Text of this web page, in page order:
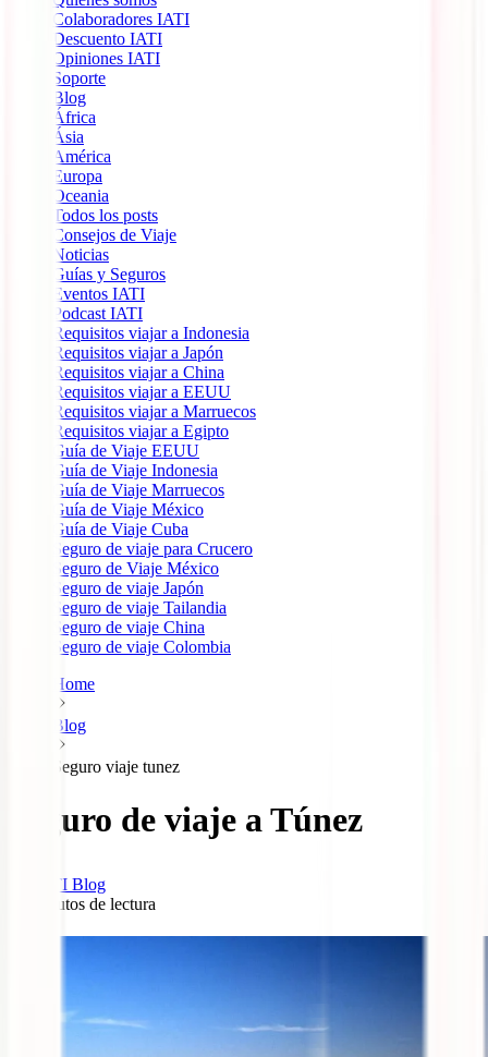
Colaboradores IATI
Descuento IATI
Opiniones IATI
Soporte
Blog
África
Ásia
América
Europa
Oceania
Todos los posts
Consejos de Viaje
Noticias
Guías y Seguros
Eventos IATI
Podcast IATI
Requisitos viajar a Indonesia
Requisitos viajar a Japón
Requisitos viajar a China
Requisitos viajar a EEUU
Requisitos viajar a Marruecos
Requisitos viajar a Egipto
Guía de Viaje EEUU
Guía de Viaje Indonesia
Guía de Viaje Marruecos
Guía de Viaje México
Guía de Viaje Cuba
Seguro de viaje para Crucero
Seguro de Viaje México
Seguro de viaje Japón
Seguro de viaje Tailandia
Seguro de viaje China
Seguro de viaje Colombia
Home
Blog
Seguro viaje tunez
Seguro de viaje a Túnez
IATI Blog
minutos de lectura